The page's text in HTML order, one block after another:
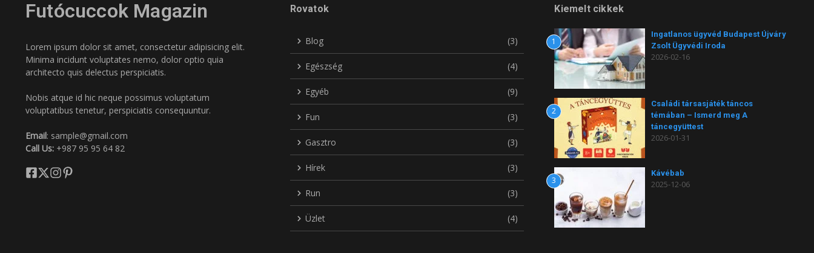
Futócuccok Magazin
Lorem ipsum dolor sit amet, consectetur adipisicing elit.
Minima incidunt voluptates nemo, dolor optio quia
architecto quis delectus perspiciatis.
Nobis atque id hic neque possimus voluptatum
voluptatibus tenetur, perspiciatis consequuntur.
Email: sample@gmail.com
Call Us: +987 95 95 64 82
Rovatok
Blog (3)
Egészség (4)
Egyéb (9)
Fun (3)
Gasztro (3)
Hírek (3)
Run (3)
Üzlet (4)
Kiemelt cikkek
1
Ingatlanos ügyvéd Budapest Újváry
Zsolt Ügyvédi Iroda
2026-02-16
2
Családi társasjáték táncos
témában – Ismerd meg A
táncegyüttest
2026-01-31
3
Kávébab
2025-12-06